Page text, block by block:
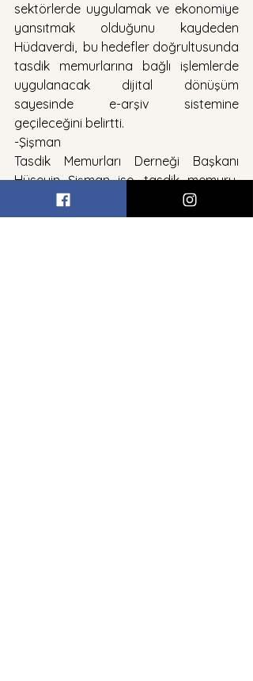
sektörlerde uygulamak ve ekonomiye
yansıtmak olduğunu kaydeden
Hüdaverdi,  bu hedefler doğrultusunda
tasdik memurlarına bağlı işlemlerde
uygulanacak dijital dönüşüm
sayesinde e-arşiv sistemine
geçileceğini belirtti.
-Şişman
Tasdik Memurları Derneği Başkanı
Hüseyin Şişman ise, tasdik memuru
adaylarını tebrik ederek kendilerine
verilecek mührün önemine vurgu yaptı.